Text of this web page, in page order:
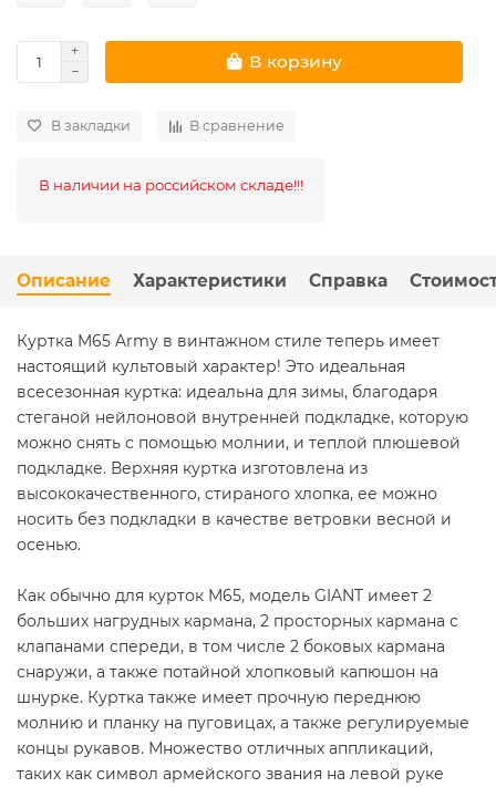
В корзину
В закладки В сравнение
В наличии на российском складе!!!
Описание Характеристики Справка
Куртка M65 Army в винтажном стиле теперь имеет
настоящий культовый характер! Это идеальная
всесезонная куртка: идеальна для зимы, благодаря
стеганой нейлоновой внутренней подкладке, которую
можно снять с помощью молнии, и теплой плюшевой
подкладке. Верхняя куртка изготовлена ​​из
высококачественного, стираного хлопка, ее можно
носить без подкладки в качестве ветровки весной и
осенью.
Как обычно для курток M65, модель GIANT имеет 2
больших нагрудных кармана, 2 просторных кармана с
клапанами спереди, в том числе 2 боковых кармана
снаружи, а также потайной хлопковый капюшон на
шнурке. Куртка также имеет прочную переднюю
молнию и планку на пуговицах, а также регулируемые
концы рукавов. Множество отличных аппликаций,
таких как символ армейского звания на левой руке